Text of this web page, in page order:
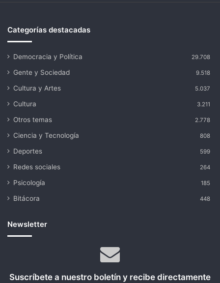
Categorías destacadas
Democracia y Política 29.708
Gente y Sociedad 9.518
Cultura y Artes 5.037
Cultura 3.211
Otros temas 2.778
Ciencia y Tecnología 808
Deportes 599
Redes sociales 264
Psicología 185
Bitácora 448
Newsletter
Suscríbete a nuestro boletín y recibe directamente